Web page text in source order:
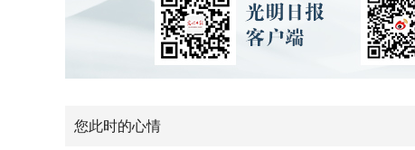
您此时的心情